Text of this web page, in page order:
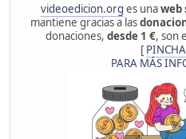
videoedicion.org es unaweb
mantiene gracias a las
donaciones, desde 1 €, son
[
PARA MÁS